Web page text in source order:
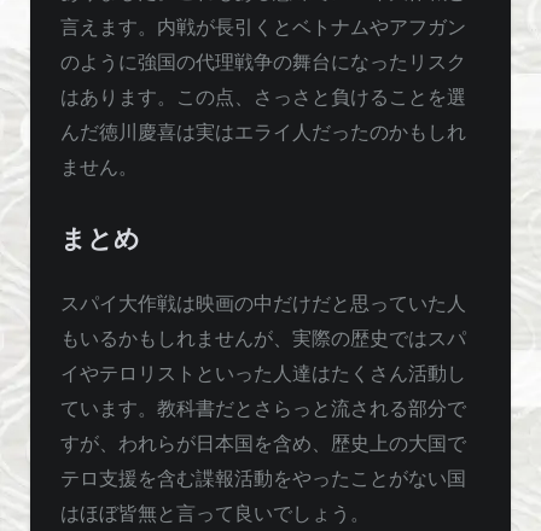
言えます。内戦が長引くとベトナムやアフガン
のように強国の代理戦争の舞台になったリスク
はあります。この点、さっさと負けることを選
んだ徳川慶喜は実はエライ人だったのかもしれ
ません。
まとめ
スパイ大作戦は映画の中だけだと思っていた人
もいるかもしれませんが、実際の歴史ではスパ
イやテロリストといった人達はたくさん活動し
ています。教科書だとさらっと流される部分で
すが、われらが日本国を含め、歴史上の大国で
テロ支援を含む諜報活動をやったことがない国
はほぼ皆無と言って良いでしょう。